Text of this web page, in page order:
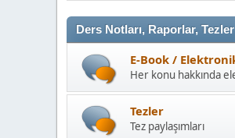
Ders Notları, Raporlar, Tezler
E-Book /
Her konu hakkında
Tezler
Tez paylaşımları